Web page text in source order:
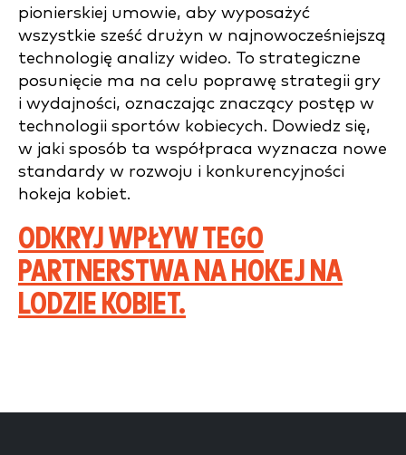
pionierskiej umowie, aby wyposażyć
wszystkie sześć drużyn w najnowocześniejszą
technologię analizy wideo. To strategiczne
posunięcie ma na celu poprawę strategii gry
i wydajności, oznaczając znaczący postęp w
technologii sportów kobiecych. Dowiedz się,
w jaki sposób ta współpraca wyznacza nowe
standardy w rozwoju i konkurencyjności
hokeja kobiet.
ODKRYJ WPŁYW TEGO
PARTNERSTWA NA HOKEJ NA
LODZIE KOBIET.